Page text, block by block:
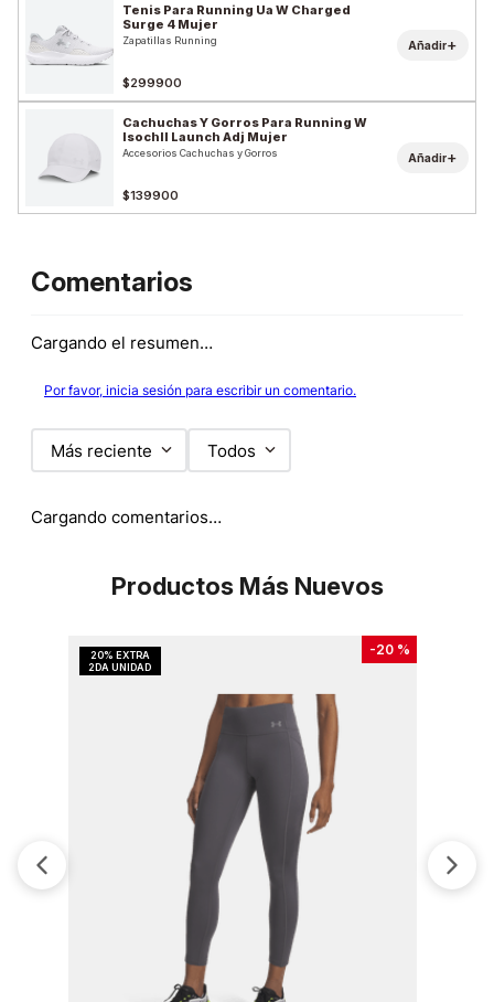
Tenis Para Running Ua W Charged
Surge 4 Mujer
Zapatillas Running
$299900
Añadir+
Cachuchas Y Gorros Para Running W
Isochll Launch Adj Mujer
Accesorios Cachuchas y Gorros
$139900
Añadir+
Comentarios
Cargando el resumen…
Por favor, inicia sesión para escribir un comentario.
Más reciente Todos
Cargando comentarios…
Productos Más Nuevos
-20 %